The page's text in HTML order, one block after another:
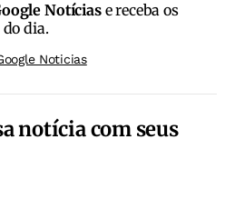
Notíciase receba os
dia.
Noticias
notícia com seus